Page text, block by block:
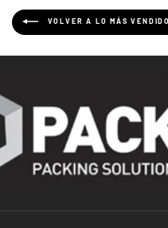
VOLVER A LO MÁS VENDIDO